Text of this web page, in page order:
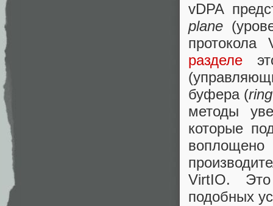
vDPA
plane
разделе
буфера (
методы
которые
VirtIO. Это
подобных